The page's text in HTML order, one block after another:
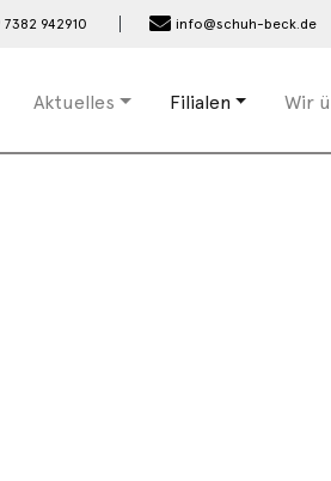
7382 942910 info@schuh-beck.de
Aktuelles Filialen Wir